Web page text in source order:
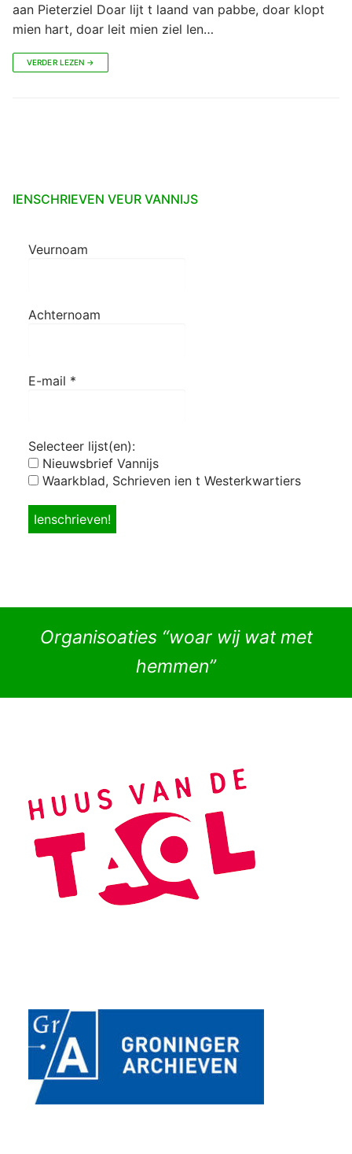
aan Pieterziel Doar lijt t laand van pabbe, doar klopt
mien hart, doar leit mien ziel Ien…
VERDER LEZEN →
IENSCHRIEVEN VEUR VANNIJS
Veurnoam
Achternoam
E-mail *
Selecteer lijst(en):
Nieuwsbrief Vannijs
Waarkblad, Schrieven ien t Westerkwartiers
Organisoaties “woar wij wat met
hemmen”